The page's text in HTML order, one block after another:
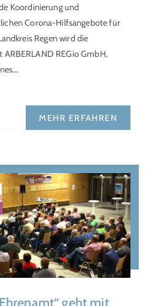
Koordinierung und
Corona-Hilfsangebote für
Regen wird die
REGio GmbH,
MEHR ERFAHREN